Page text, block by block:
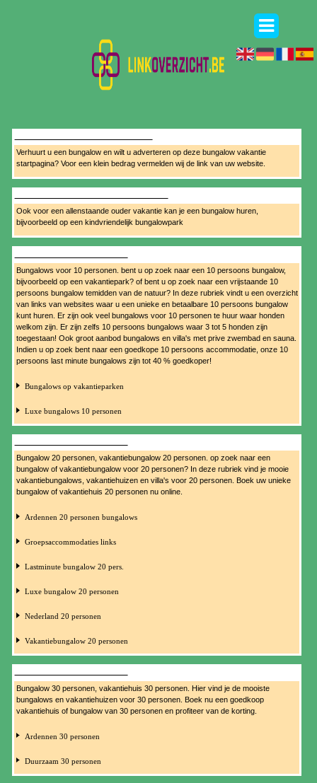
Verhuurt u een bungalow en wilt u adverteren op deze bungalow vakantie
startpagina? Voor een klein bedrag vermelden wij de link van uw website.
Ook voor een allenstaande ouder vakantie kan je een bungalow huren,
bijvoorbeeld op een kindvriendelijk bungalowpark
Bungalows voor 10 personen. bent u op zoek naar een 10 persoons bungalow,
bijvoorbeeld op een vakantiepark? of bent u op zoek naar een vrijstaande 10
persoons bungalow temidden van de natuur? In deze rubriek vindt u een overzicht
van links van websites waar u een unieke en betaalbare 10 persoons bungalow
kunt huren. Er zijn ook veel bungalows voor 10 personen te huur waar honden
welkom zijn. Er zijn zelfs 10 persoons bungalows waar 3 tot 5 honden zijn
toegestaan! Ook groot aanbod bungalows en villa's met prive zwembad en sauna.
Indien u op zoek bent naar een goedkope 10 persoons accommodatie, onze 10
persoons last minute bungalows zijn tot 40 % goedkoper!
Bungalows op vakantieparken
Luxe bungalows 10 personen
Bungalow 20 personen, vakantiebungalow 20 personen. op zoek naar een
bungalow of vakantiebungalow voor 20 personen? In deze rubriek vind je mooie
vakantiebungalows, vakantiehuizen en villa's voor 20 personen. Boek uw unieke
bungalow of vakantiehuis 20 personen nu online.
Ardennen 20 personen bungalows
Groepsaccommodaties links
Lastminute bungalow 20 pers.
Luxe bungalow 20 personen
Nederland 20 personen
Vakantiebungalow 20 personen
Bungalow 30 personen, vakantiehuis 30 personen. Hier vind je de mooiste
bungalows en vakantiehuizen voor 30 personen. Boek nu een goedkoop
vakantiehuis of bungalow van 30 personen en profiteer van de korting.
Ardennen 30 personen
Duurzaam 30 personen